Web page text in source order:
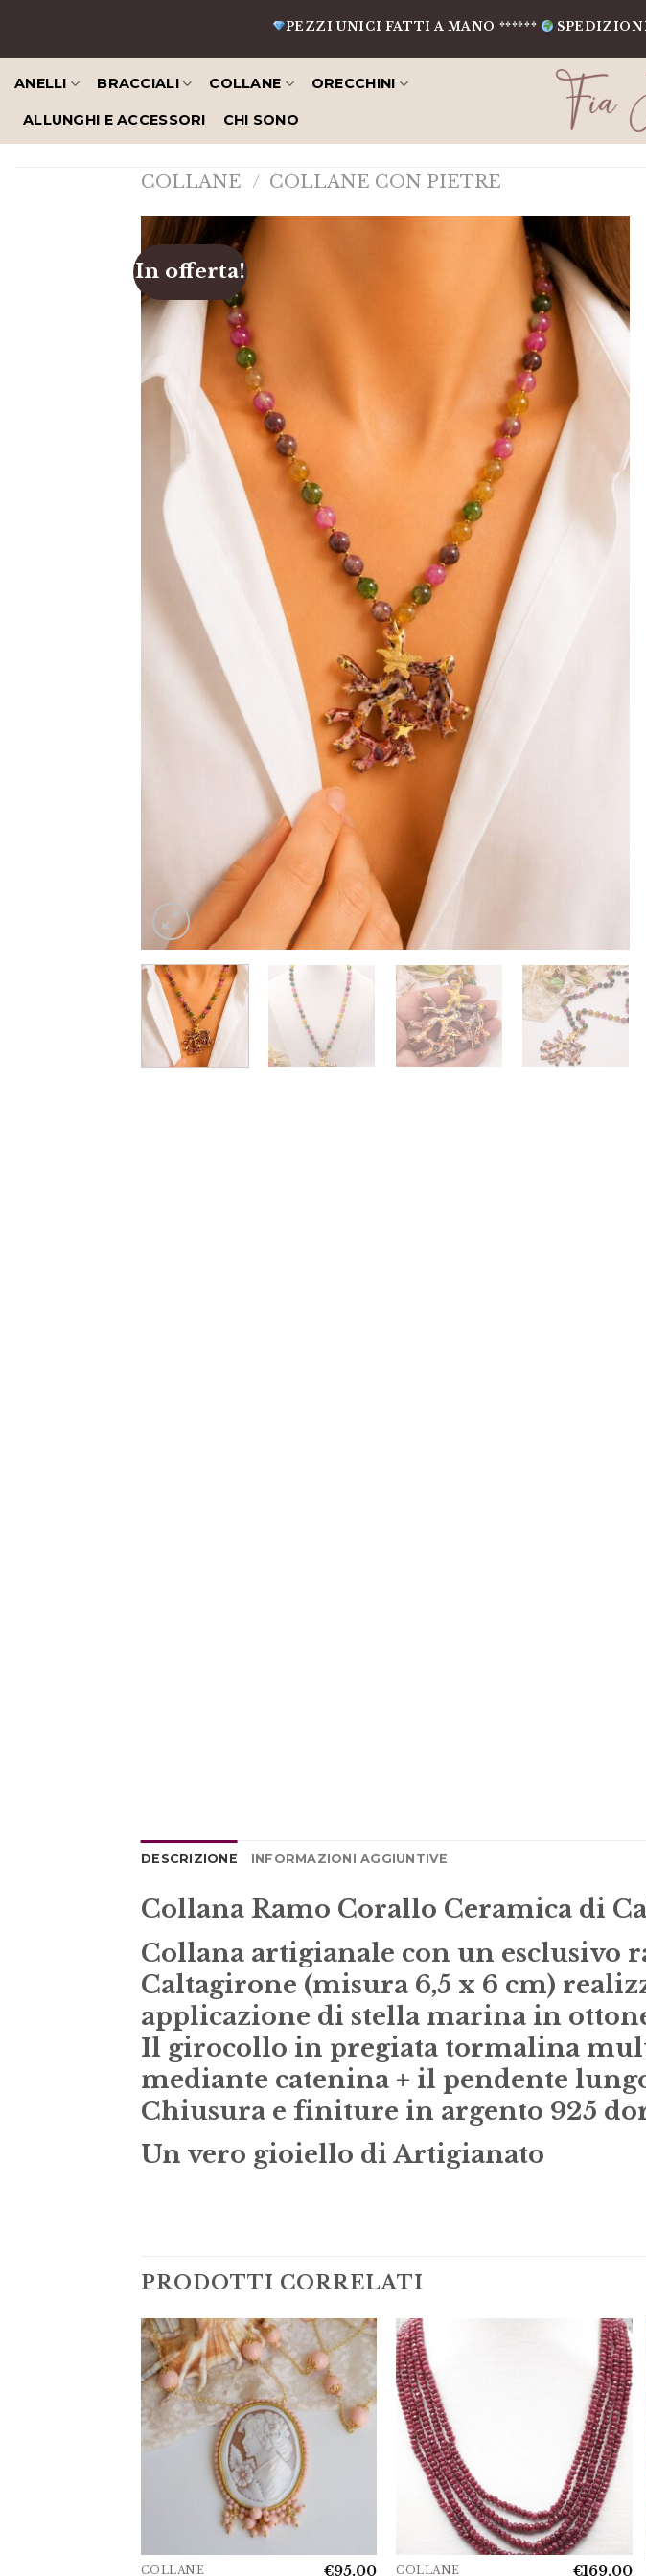
contenuto
PEZZI UNICI FATTI A MANO ****** SPEDIZIONI IN
ANELLI BRACCIALI COLLANE ORECCHINI
ALLUNGHI E ACCESSORI CHI SONO
COLLANE / COLLANE CON PIETRE
In offerta!
DESCRIZIONE INFORMAZIONI AGGIUNTIVE
Collana Ramo Corallo Ceramica di
Collana artigianale con un esclusivo
Caltagirone (misura 6,5 x 6 cm)
applicazione di stella marina in
Il girocollo in pregiata tormalina
mediante catenina + il pendente
Chiusura e finiture in argento 925
Un vero gioiello di Artigianato
PRODOTTI CORRELATI
COLLANE €95.00 COLLANE €169.00